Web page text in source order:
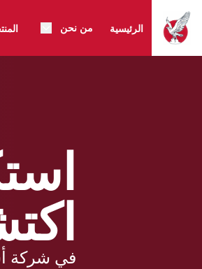
الرئيسية من نحن
في شركة